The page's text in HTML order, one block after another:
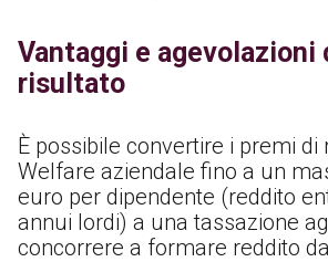
Vantaggi e agevolazioni
risultato
È possibile convertire i premi di
Welfare aziendale fino a un
euro per dipendente (reddito
annui lordi) a una tassazione
concorrere a formare reddito